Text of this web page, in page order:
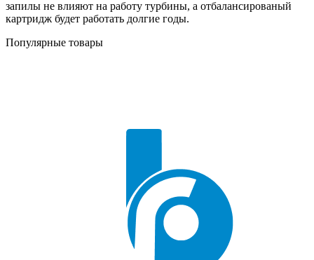
запилы не влияют на работу турбины, а отбалансированый
картридж будет работать долгие годы.
Популярные товары